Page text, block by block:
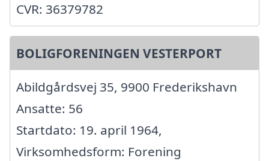
CVR: 36379782
BOLIGFORENINGEN VESTERPORT
Abildgårdsvej 35, 9900 Frederikshavn
Ansatte: 56
Startdato: 19. april 1964,
Virksomhedsform: Forening